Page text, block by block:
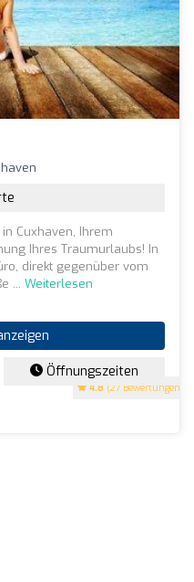
4.8 (27 Bewertungen)
Cuxhaven, Ihrem
Ihres Traumurlaubs! In
direkt gegenüber vom
... Weiterlesen
Öffnungszeiten